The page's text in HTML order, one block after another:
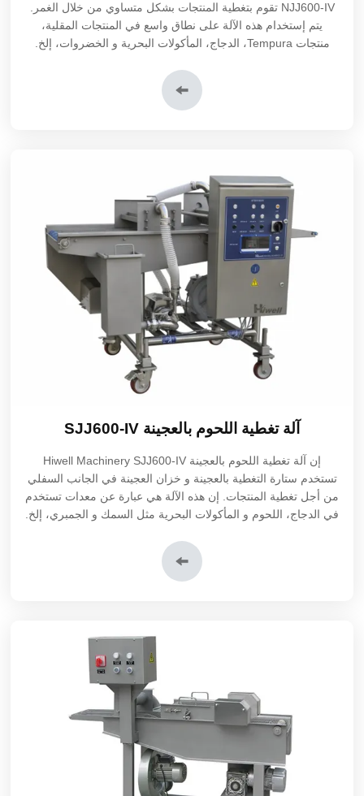
NJJ600-IV تقوم بتغطية المنتجات بشكل متساوي من خلال الغمر.
يتم إستخدام هذه الآلة على نطاق واسع في المنتجات المقلية،
منتجات Tempura، الدجاج، المأكولات البحرية و الخضروات، إلخ.
آلة تغطية اللحوم بالعجينة SJJ600-IV
إن آلة تغطية اللحوم بالعجينة SJJ600-IV
Hiwell Machinery
تستخدم ستارة التغطية بالعجينة و خزان العجينة في الجانب السفلي
من أجل تغطية المنتجات. إن هذه الآلة هي عبارة عن معدات تستخدم
في الدجاج، اللحوم و المأكولات البحرية مثل السمك و الجمبري، إلخ.
تغطية اللحوم بالطحين في خط إنتاج الهامبورجر